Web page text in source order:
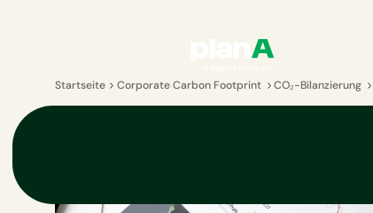
Startseite Corporate Carbon Footprint CO₂-Bilanzierung